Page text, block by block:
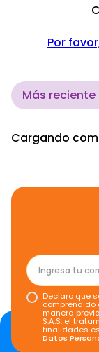
Por
Más reciente
Cargando
Declaro que
comprendido
manera
S.A.S. el
finalidades
Datos